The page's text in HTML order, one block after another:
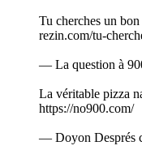
Tu cherches un
rezin.com/tu-
— La question à
La véritable pizza
https://no900.com/
— Doyon Després